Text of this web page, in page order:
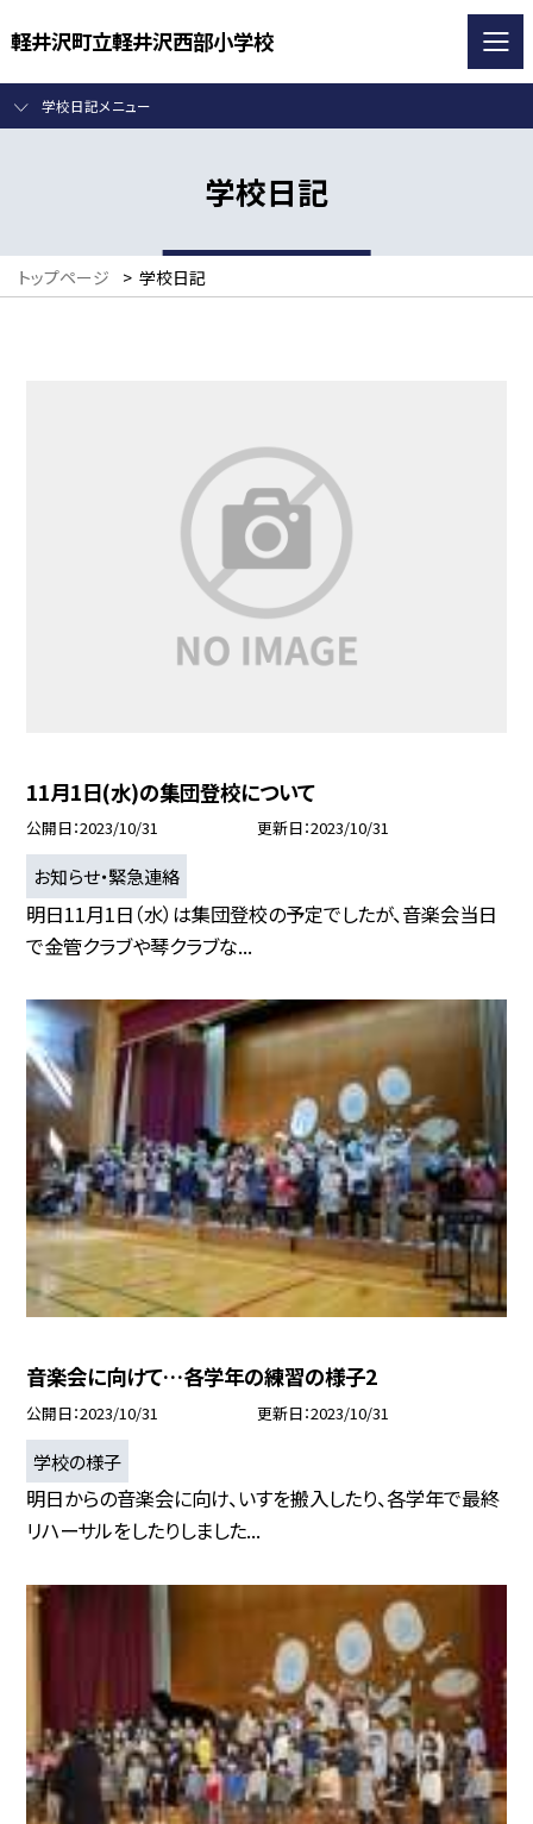
軽井沢町立軽井沢西部小学校
学校日記メニュー
学校日記
トップページ > 学校日記
11月1日(水)の集団登校について
公開日 2023/10/31 更新日 2023/10/31
お知らせ・緊急連絡
明日11月1日（水）は集団登校の予定でしたが、音楽会当日
で金管クラブや琴クラブな...
音楽会に向けて…各学年の練習の様子2
公開日 2023/10/31 更新日 2023/10/31
学校の様子
明日からの音楽会に向け、いすを搬入したり、各学年で最終
リハーサルをしたりしました...